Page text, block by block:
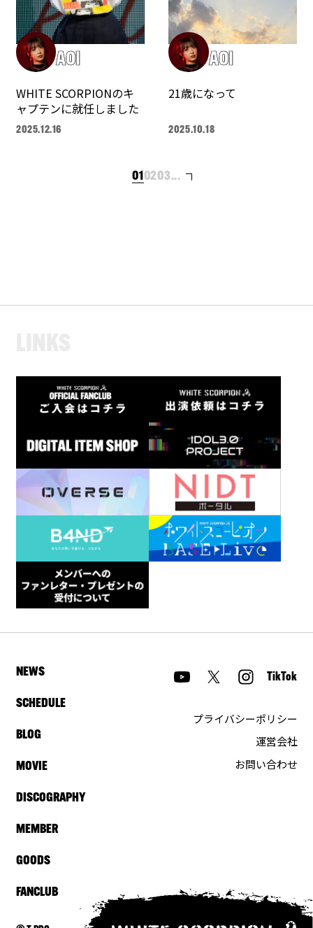
AOI
WHITE SCORPIONのキ
ャプテンに就任しました
2025.12.16
AOI
21歳になって
2025.10.18
010203...
NEWS
SCHEDULE
BLOG
MOVIE
DISCOGRAPHY
MEMBER
GOODS
FANCLUB
TikTok
プライバシーポリシー
運営会社
お問い合わせ